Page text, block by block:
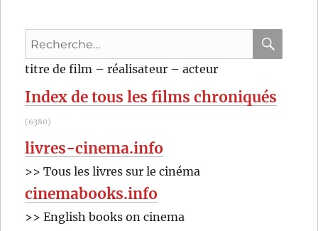
Recherche
pour
titre de film – réalisateur – acteur
Index de tous les films chroniqués
(6380)
livres-cinema.info
>> Tous les livres sur le cinéma
cinemabooks.info
>> English books on cinema